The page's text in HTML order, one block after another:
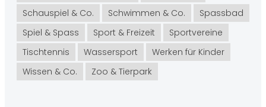
Schauspiel & Co.
Schwimmen & Co.
Spassbad
Spiel & Spass
Sport & Freizeit
Sportvereine
Tischtennis
Wassersport
Werken für Kinder
Wissen & Co.
Zoo & Tierpark